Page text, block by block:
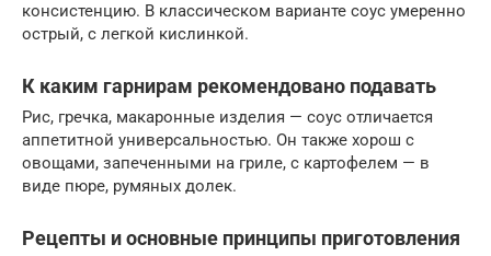
консистенцию. В классическом варианте соус умеренно
острый, с легкой кислинкой.
К каким гарнирам рекомендовано подавать
Рис, гречка, макаронные изделия — соус отличается
аппетитной универсальностью. Он также хорош с
овощами, запеченными на гриле, с картофелем — в
виде пюре, румяных долек.
Рецепты и основные принципы приготовления